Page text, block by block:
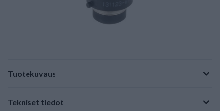
Tuotekuvaus
Tekniset tiedot